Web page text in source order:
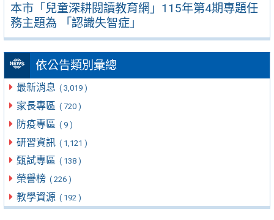
本市「兒童深耕閱讀教育網」115年第4期專題任
務主題為 「認識失智症」
依公告類別彙總
最新消息 ( 3,019 )
家長專區 ( 720 )
防疫專區 ( 9 )
研習資訊 ( 1,121 )
甄試專區 ( 138 )
榮譽榜 ( 226 )
教學資源 ( 192 )